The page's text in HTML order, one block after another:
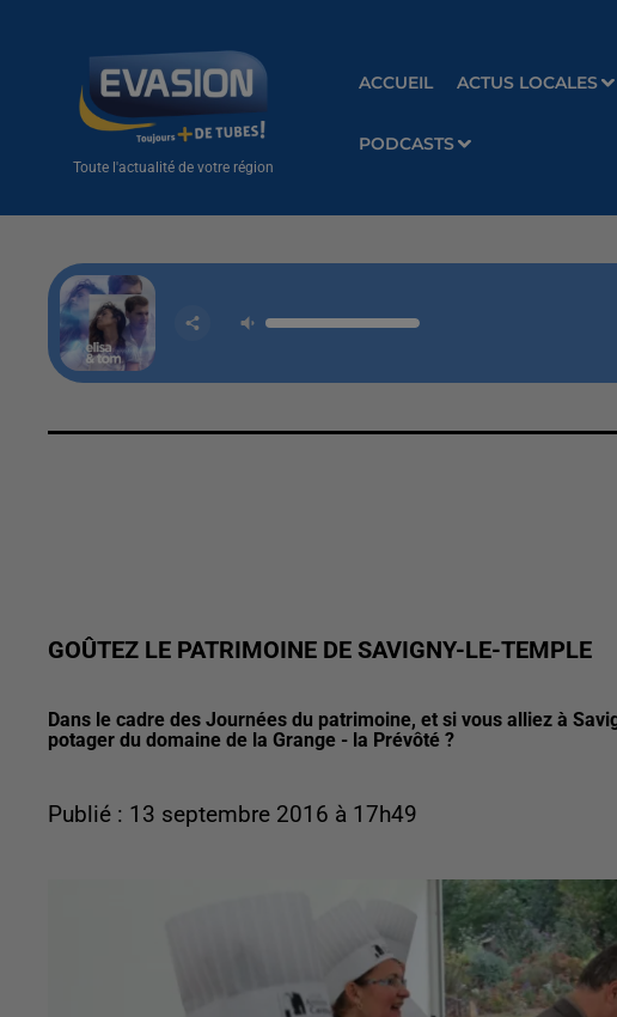
Toute l'actualité de votre région
ACCUEIL ACTUS LOCALES
PODCASTS
GOÛTEZ LE PATRIMOINE DE SAVIGNY-LE-TEMPLE
Dans le cadre des Journées du patrimoine, et si vous alliez à
potager du domaine de la Grange - la Prévôté ?
Publié : 13 septembre 2016 à 17h49